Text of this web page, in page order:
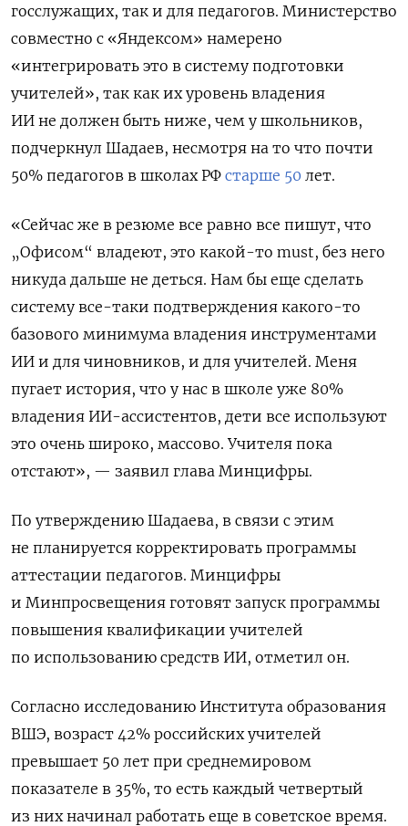
госслужащих, так и для педагогов. Министерство
совместно с «Яндексом» намерено
«интегрировать это в систему подготовки
учителей», так как их уровень владения
ИИ не должен быть ниже, чем у школьников,
подчеркнул Шадаев, несмотря на то что почти
50% педагогов в школах РФ старше 50 лет.
«Сейчас же в резюме все равно все пишут, что
„Офисом“ владеют, это какой-то must, без него
никуда дальше не деться. Нам бы еще сделать
систему все-таки подтверждения какого-то
базового минимума владения инструментами
ИИ и для чиновников, и для учителей. Меня
пугает история, что у нас в школе уже 80%
владения ИИ-ассистентов, дети все используют
это очень широко, массово. Учителя пока
отстают», — заявил глава Минцифры.
По утверждению Шадаева, в связи с этим
не планируется корректировать программы
аттестации педагогов. Минцифры
и Минпросвещения готовят запуск программы
повышения квалификации учителей
по использованию средств ИИ, отметил он.
Согласно исследованию Института образования
ВШЭ, возраст 42% российских учителей
превышает 50 лет при среднемировом
показателе в 35%, то есть каждый четвертый
из них начинал работать еще в советское время.